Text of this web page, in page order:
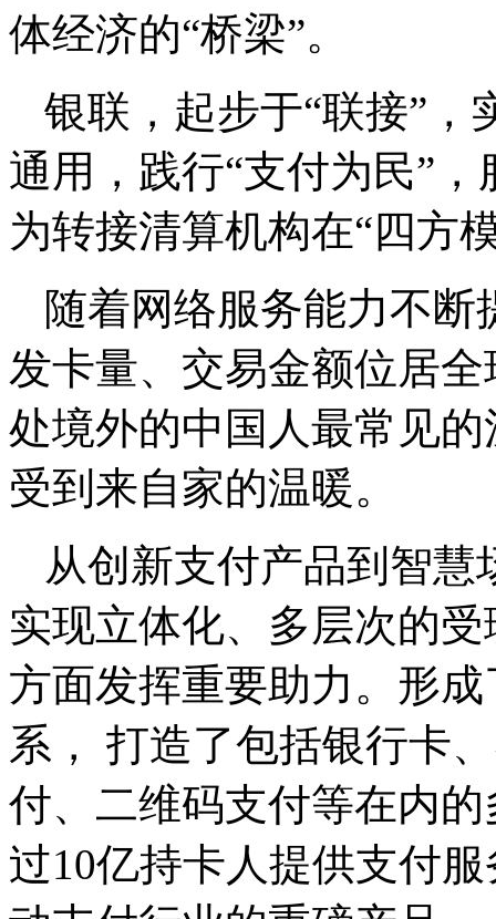
体经济的“桥梁”。
银联，起步于“联接”，
通用，践行“支付为民”
为转接清算机构在“四方
随着网络服务能力不断
发卡量、交易金额位居
处境外的中国人最常见
受到来自家的温暖。
从创新支付产品到智
实现立体化、多层次的
方面发挥重要助力。形
系， 打造了包括银行卡
付、二维码支付等在内
过10亿持卡人提供支付